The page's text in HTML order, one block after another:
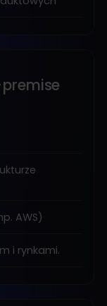
AWS)
i rynkami.